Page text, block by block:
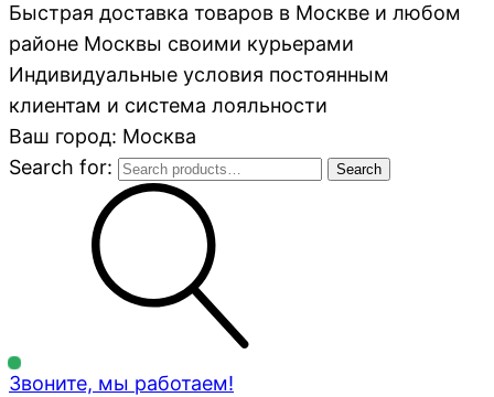
Быстрая доставка товаров в Москве и любом
районе Москвы своими курьерами
Индивидуальные условия постоянным
клиентам и система лояльности
Ваш город: Москва
Search for:
Search
Звоните, мы работаем!